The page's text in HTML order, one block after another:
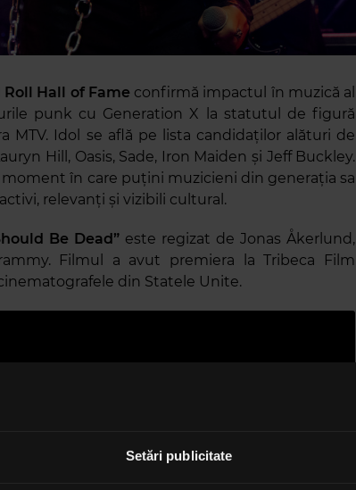
Setări publicitate
Hall of Fame confirmă impactul în muzică al
punk cu Generation X la statutul de figură
MTV. Idol se află pe lista candidaților alături de
Hill, Oasis, Sade, Iron Maiden și Jeff Buckley.
în care puțini muzicieni din generația sa
relevanți și vizibili cultural.
Be Dead” este regizat de Jonas Åkerlund,
Filmul a avut premiera la Tribeca Film
din Statele Unite.
de arhivă rare și a unor interviuri personale cu